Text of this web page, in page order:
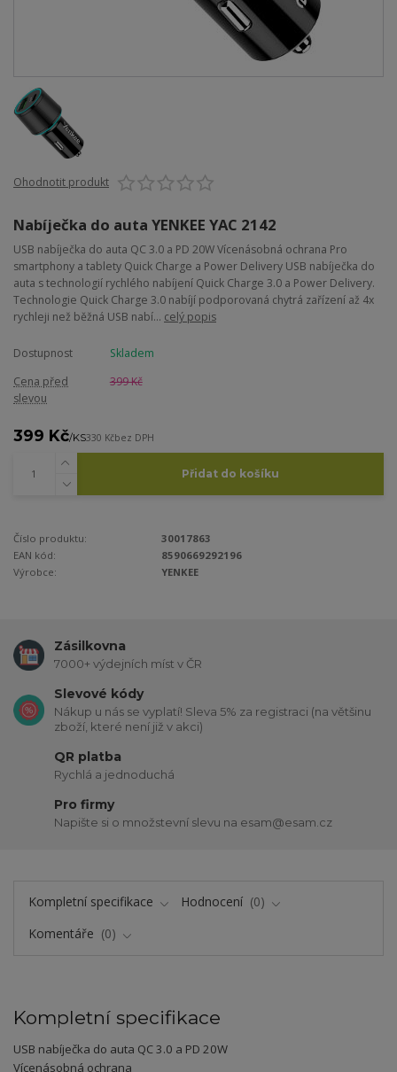
Ohodnotit produkt
Nabíječka do auta YENKEE YAC 2142
USB nabíječka do auta QC 3.0 a PD 20W Vícenásobná ochrana Pro
smartphony a tablety Quick Charge a Power Delivery USB nabíječka do
auta s technologií rychlého nabíjení Quick Charge 3.0 a Power Delivery.
Technologie Quick Charge 3.0 nabíjí podporovaná chytrá zařízení až 4x
rychleji než běžná USB nabí... celý popis
Dostupnost
Skladem
Cena před
slevou
399 Kč
399 Kč/KS330 Kčbez DPH
Přidat do košíku
Číslo produktu:
30017863
EAN kód:
8590669292196
Výrobce:
YENKEE
Zásilkovna
7000+ výdejních míst v ČR
Slevové kódy
Nákup u nás se vyplatí! Sleva 5% za registraci (na většinu
zboží, které není již v akci)
QR platba
Rychlá a jednoduchá
Pro firmy
Napište si o množstevní slevu na esam@esam.cz
Kompletní specifikace Hodnocení
0
Komentáře
0
Kompletní specifikace
USB nabíječka do auta QC 3.0 a PD 20W
Vícenásobná ochrana